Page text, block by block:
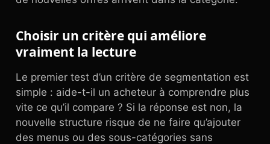
Choisir un critère qui améliore
vraiment la lecture
Le premier test d’un critère de segmentation est
simple : aide-t-il un acheteur à comprendre plus
vite ce qu’il compare ? Si la réponse est non, la
nouvelle structure risque de ne faire qu’ajouter
des menus ou des sous-catégories sans